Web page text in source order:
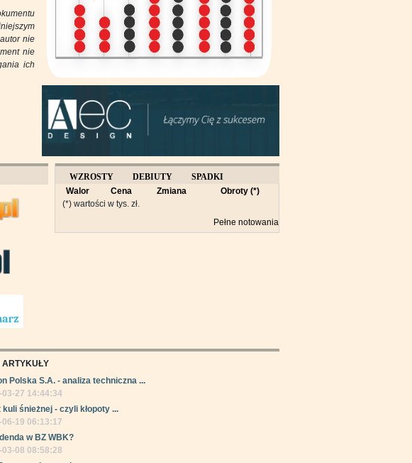
nie
nie
ich
WZROSTY DEBIUTY
SPADKI
OBROTY
Walor Cena Zmiana
Obroty (*)
(*) wartości w tys. zł.
Pełne notowania
ARTYKUŁY
Polska S.A. - analiza techniczna ...
03-27 14:44:34
kuli śnieżnej - czyli kłopoty ...
06-19 06:13:17
w BZ WBK?
03-08 08:58:28